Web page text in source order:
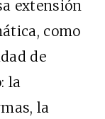
extensión
como
de
la
la